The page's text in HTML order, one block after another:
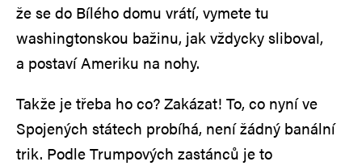
že se do Bílého domu vrátí, vymete tu
washingtonskou bažinu, jak vždycky sliboval,
a postaví Ameriku na nohy.
Takže je třeba ho co? Zakázat! To, co nyní ve
Spojených státech probíhá, není žádný banální
trik. Podle Trumpových zastánců je to